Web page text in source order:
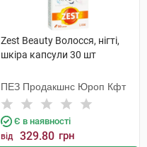
Zest Beauty Волосся, нігті,
шкіра капсули 30 шт
ПЕЗ Продакшнс Юроп Кфт
Є в наявності
від 329.80 грн